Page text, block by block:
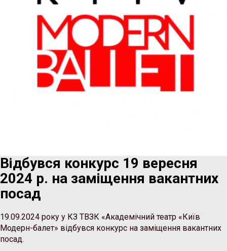
Відбувся конкурс 19 вересня
2024 р. на заміщення вакантних
посад
19.09.2024 року у КЗ ТВЗК «Академічний театр «Київ
Модерн-балет» відбувся конкурс на заміщення вакантних
посад.